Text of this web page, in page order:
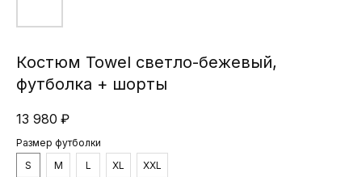
Костюм Towel светло-бежевый,
футболка + шорты
13 980 ₽
Размер футболки
S
M L XL XXL